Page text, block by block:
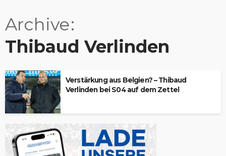
Archive
Thibaud Verlinden
Verstärkung aus Belgien? – Thibaud
Verlinden bei S04 auf dem Zettel